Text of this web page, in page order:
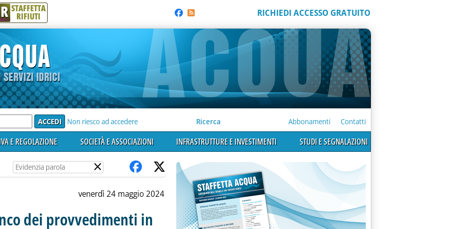
R STAFFETTA
RIFIUTI RICHIEDI ACCESSO GRATUITO
Non riesco ad accedere Ricerca Abbonamenti Contatti
E REGOLAZIONE SOCIETÀ E ASSOCIAZIONI INFRASTRUTTURE E INVESTIMENTI STUDI E SEGNALAZIONI
×
venerdì 24 maggio 2024
dei provvedimenti in